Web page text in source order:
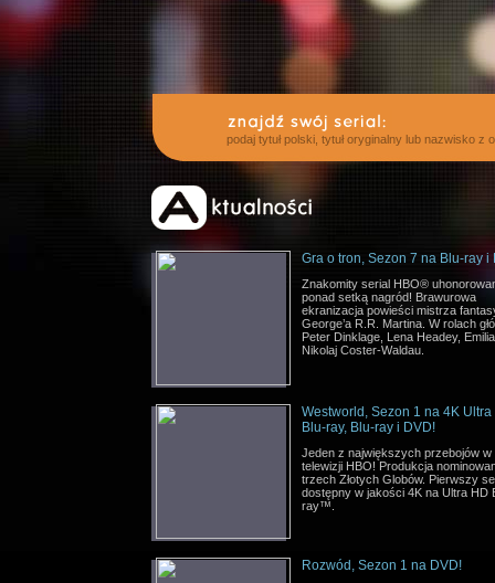
podaj tytuł polski, tytuł oryginalny lub nazwisko z
Gra o tron, Sezon 7 na Blu-ray i
Znakomity serial HBO®
ponad setką nagród! Brawurowa
ekranizacja powieści mistrza
George’a R.R. Martina. W rolach
Peter Dinklage, Lena Headey,
Nikolaj Coster-Waldau.
Westworld, Sezon 1 na 4K Ultra
Blu-ray, Blu-ray i DVD!
Jeden z największych przebojów w
telewizji HBO! Produkcja
trzech Złotych Globów. Pierwszy
dostępny w jakości 4K na Ultra HD
ray™.
Rozwód, Sezon 1 na DVD!